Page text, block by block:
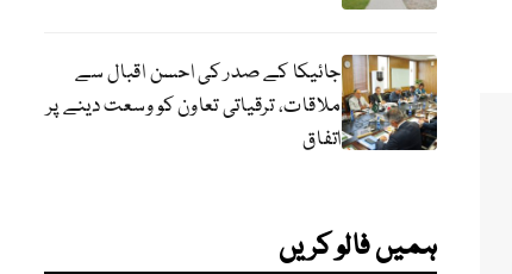
جائیکا کے صدر کی احسن اقبال سے
ملاقات، ترقیاتی تعاون کو وسعت دینے پر
اتفاق
ہمیں فالو کریں